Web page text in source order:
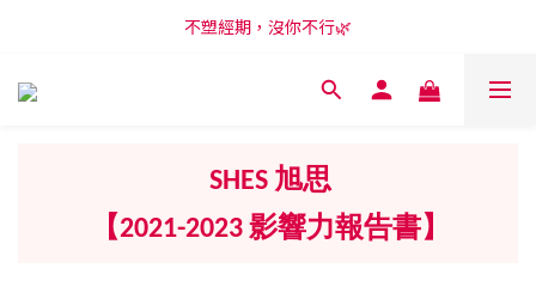
新會員享購物金100元，開啟LINE訂閱再領50元😍
不塑經期，沒你不行🌿
新會員享購物金100元，開啟LINE訂閱再領50元😍
SHES 旭思
【2021-2023 影響力報告書】